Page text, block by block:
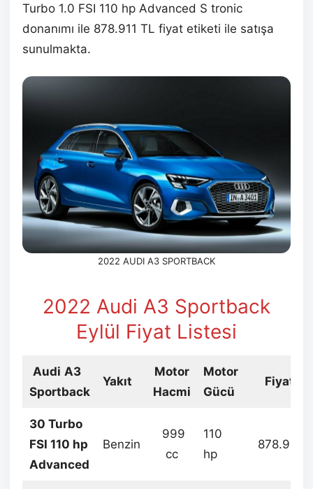
Turbo 1.0 FSI 110 hp Advanced S tronic
donanımı ile 878.911 TL fiyat etiketi ile satışa
sunulmakta.
2022 AUDI A3 SPORTBACK
2022 Audi A3 Sportback
Eylül Fiyat Listesi
Audi A3
Sportback
Yakıt
Motor
Hacmi
Motor
Gücü
Fiyat
30 Turbo
FSI 110 hp
Advanced
Benzin
999
cc
110
hp
878.911